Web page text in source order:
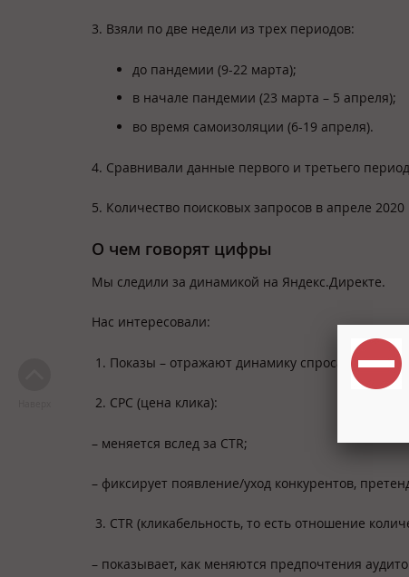
3. Взяли по две недели из трех периодов:
до пандемии (9-22 марта);
в начале пандемии (23 марта – 5 апреля);
во время самоизоляции (6-19 апреля).
4. Сравнивали данные первого и третьего
5. Количество поисковых запросов в апреле
О чем говорят цифры
Мы следили за динамикой на Яндекс.Директе.
Нас интересовали:
Показы – отражают динамику спроса при
CPC (цена клика):
– меняется вслед за CTR;
– фиксирует появление/уход конкурентов,
CTR (кликабельность, то есть отношение
– показывает, как меняются предпочтения